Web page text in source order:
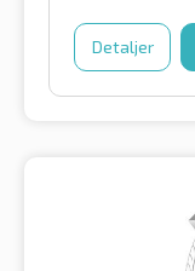
Detaljer